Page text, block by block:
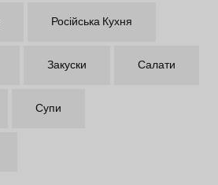
Російська Кухня
Закуски Салати
Супи